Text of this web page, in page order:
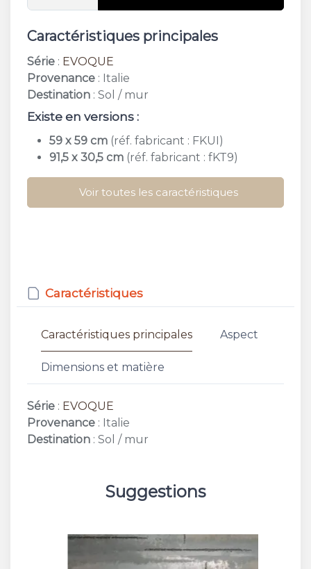
Caractéristiques principales
Série : EVOQUE
Provenance : Italie
Destination : Sol / mur
Existe en versions :
59 x 59 cm (réf. fabricant : FKUI)
91,5 x 30,5 cm (réf. fabricant : fKT9)
Voir toutes les caractéristiques
Caractéristiques
Caractéristiques principales Aspect
Dimensions et matière
Série : EVOQUE
Provenance : Italie
Destination : Sol / mur
Suggestions